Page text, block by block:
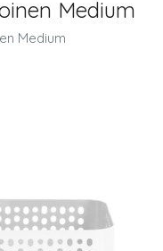
Medium
Medium